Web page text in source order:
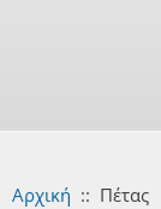
Αρχική :: Πέτας